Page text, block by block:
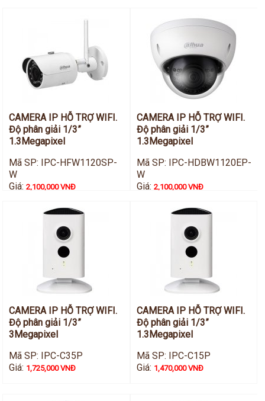
CAMERA IP HỖ TRỢ WIFI.
Độ phân giải 1/3”
1.3Megapixel
Mã SP: IPC-HFW1120SP-
W
Giá:2,100,000 VNĐ
CAMERA IP HỖ TRỢ WIFI.
Độ phân giải 1/3”
1.3Megapixel
Mã SP: IPC-HDBW1120EP-
W
Giá: 2,100,000 VNĐ
CAMERA IP HỖ TRỢ WIFI.
Độ phân giải 1/3”
3Megapixel
Mã SP: IPC-C35P
Giá: 1,725,000 VNĐ
CAMERA IP HỖ TRỢ WIFI.
Độ phân giải 1/3”
1.3Megapixel
Mã SP: IPC-C15P
Giá: 1,470,000 VNĐ